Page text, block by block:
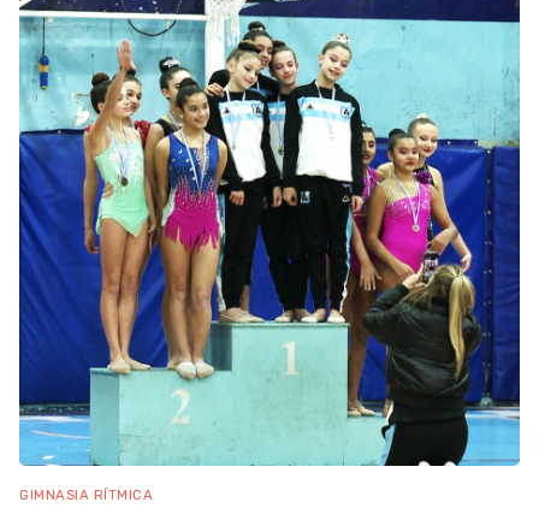
GIMNASIA RÍTMICA